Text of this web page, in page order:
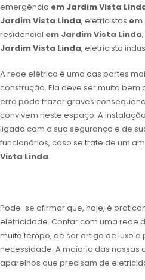
emergência em Jardim Vista
Jardim Vista Linda, eletricistas em
residencial em Jardim Vista Linda
Jardim Vista Linda, eletricista
A rede elétrica é uma das partes
construção. Ela deve ser muito
erro pode trazer graves
convivem neste espaço. A
ligada com a sua segurança e de
funcionários, caso se trate de um
Vista Linda.
Pode-se afirmar que, hoje, é
eletricidade. Contar com uma rede
muito tempo, de ser artigo de luxo e
necessidade. A maioria das nossas
aparelhos que precisam de